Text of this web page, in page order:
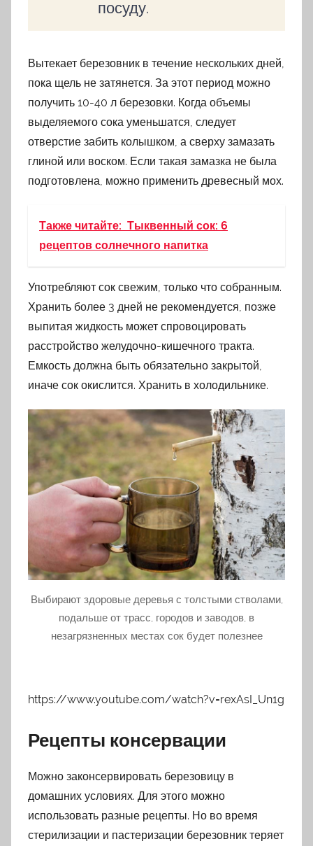
посуду.
Вытекает березовник в течение нескольких дней,
пока щель не затянется. За этот период можно
получить 10-40 л березовки. Когда объемы
выделяемого сока уменьшатся, следует
отверстие забить колышком, а сверху замазать
глиной или воском. Если такая замазка не была
подготовлена, можно применить древесный мох.
Также читайте: Тыквенный сок: 6
рецептов солнечного напитка
Употребляют сок свежим, только что собранным.
Хранить более 3 дней не рекомендуется, позже
выпитая жидкость может спровоцировать
расстройство желудочно-кишечного тракта.
Емкость должна быть обязательно закрытой,
иначе сок окислится. Хранить в холодильнике.
Выбирают здоровые деревья с толстыми стволами,
подальше от трасс, городов и заводов, в
незагрязненных местах сок будет полезнее
https://www.youtube.com/watch?v=rexAsI_Un1g
Рецепты консервации
Можно законсервировать березовицу в
домашних условиях. Для этого можно
использовать разные рецепты. Но во время
стерилизации и пастеризации березовник теряет